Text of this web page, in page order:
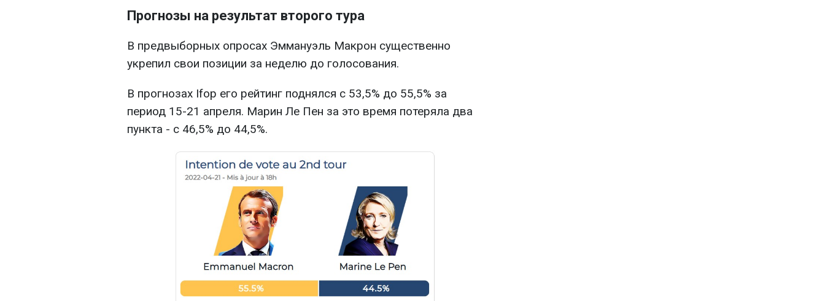
Прогнозы на результат второго тура
В предвыборных опросах Эммануэль Макрон существенно
укрепил свои позиции за неделю до голосования.
В прогнозах Ifop его рейтинг поднялся с 53,5% до 55,5% за
период 15-21 апреля. Марин Ле Пен за это время потеряла два
пункта - с 46,5% до 44,5%.